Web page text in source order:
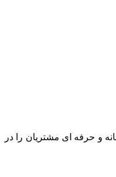
و حرفه ای مشتریان را در